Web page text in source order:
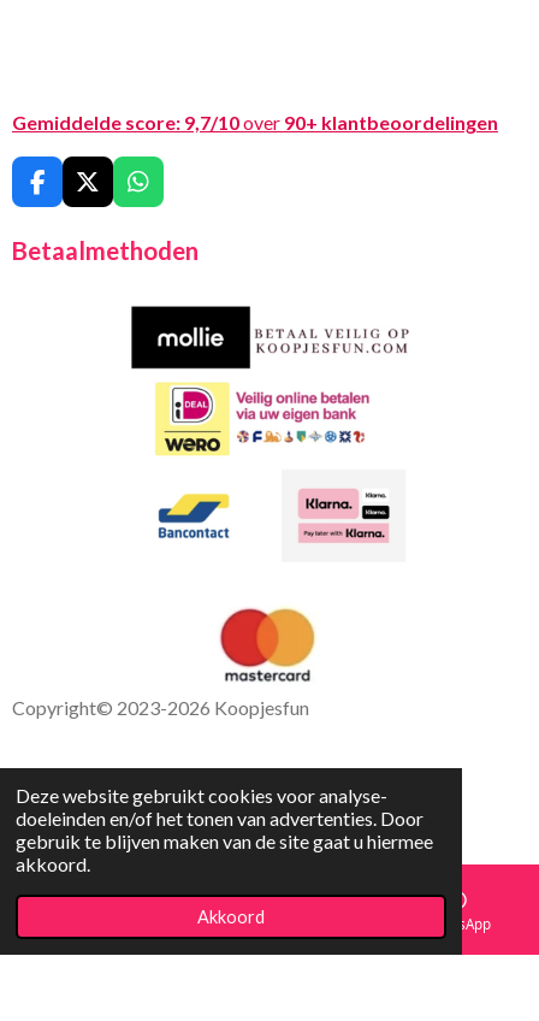
Deze website gebruikt cookies voor analyse-
doeleinden en/of het tonen van advertenties. Door
gebruik te blijven maken van de site gaat u hiermee
akkoord.
Akkoord
Gemiddelde score: 9,7/10over 90+ klantbeoordelingen
F
a
c
e
X
W
h
t
A
Betaalmethoden
Copyright© 2023-2026 Koopjesfun
Facebook WhatsApp